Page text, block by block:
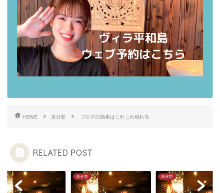
HOME 未分類 ブログの効果はじわじわ現れる
RELATED POST
未分類 未分類